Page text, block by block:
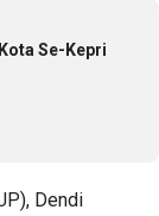
Se-Kepri
Dendi